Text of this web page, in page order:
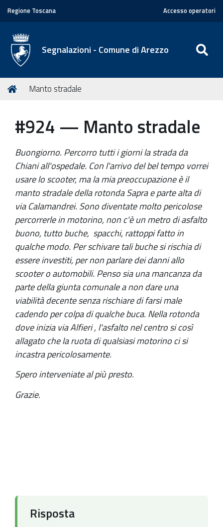
Regione Toscana Accesso operatori
Segnalazioni - Comune di Arezzo
T
Home
Manto stradale
#924 — Manto stradale
Buongiorno. Percorro tutti i giorni la strada da
Chiani all'ospedale. Con l'arrivo del bel tempo vorrei
usare lo scooter, ma la mia preoccupazione è il
manto stradale della rotonda Sapra e parte alta di
via Calamandrei. Sono diventate molto pericolose
percorrerle in motorino, non c'è un metro di asfalto
buono, tutto buche, spacchi, rattoppi fatto in
qualche modo. Per schivare tali buche si rischia di
essere investiti, per non parlare dei danni allo
scooter o automobili. Penso sia una mancanza da
parte della giunta comunale a non dare una
viabilità decente senza rischiare di farsi male
cadendo per colpa di qualche buca. Nella rotonda
dove inizia via Alfieri , l'asfalto nel centro si così
allagato che la ruota di qualsiasi motorino ci si
incastra pericolosamente.
Spero interveniate al più presto.
Grazie.
Risposta